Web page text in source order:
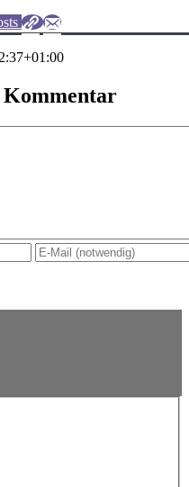
Kommentar